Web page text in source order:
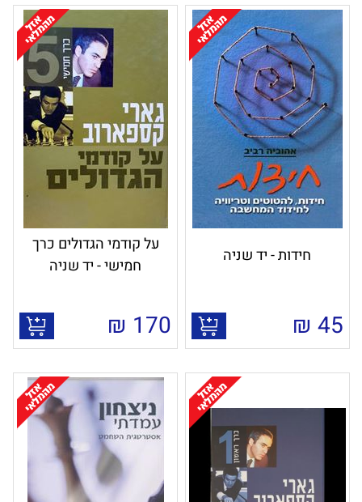
חידות - יד שניה
45
₪
על קודמי הגדולים כרך
חמישי - יד שניה
170
₪